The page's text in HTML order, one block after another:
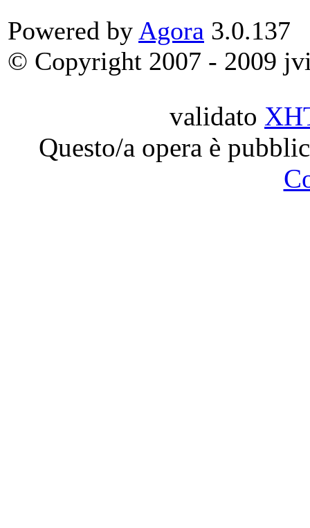
Powered by Agora 3.0.137
© Copyright 2007 - 2009
validato
Questo/a opera è